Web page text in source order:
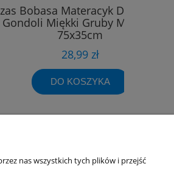
Bobasa Materacyk Do Wózka
Gondoli Miękki Gruby Materac
75x35cm
28,99 zł
DO KOSZYKA
nas wszystkich tych plików i przejść